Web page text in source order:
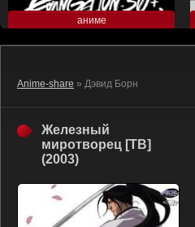
аниме
Anime-share » Дэвид Борн
Железный
миротворец [ТВ]
(2003)